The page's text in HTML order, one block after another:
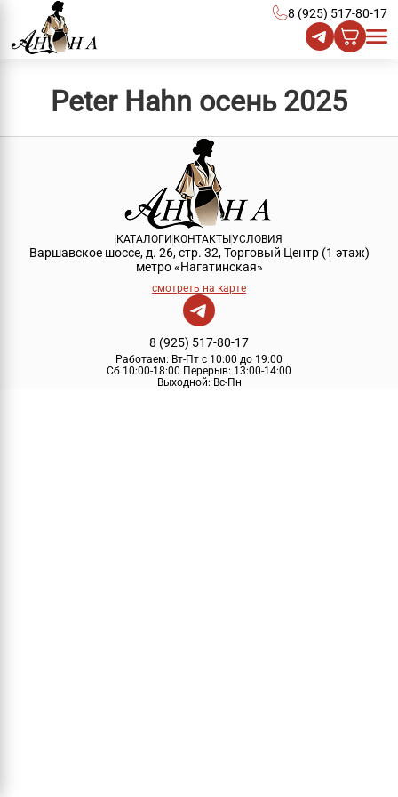
8 (925) 517-80-17
Peter Hahn осень 2025
КАТАЛОГИ КОНТАКТЫ УСЛОВИЯ
Варшавское шоссе, д. 26, стр. 32, Торговый Центр (1 этаж)
метро «Нагатинская»
смотреть на карте
8 (925) 517-80-17
Работаем: Вт-Пт с 10:00 до 19:00
Сб 10:00-18:00 Перерыв: 13:00-14:00
Выходной: Вс-Пн